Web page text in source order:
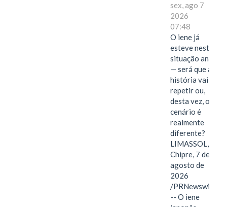
sex, ago 7
2026
07:48
O iene já
esteve nesta
situação antes
— será que a
história vai se
repetir ou,
desta vez, o
cenário é
realmente
diferente?
LIMASSOL,
Chipre, 7 de
agosto de
2026
/PRNewswire/
-- O iene